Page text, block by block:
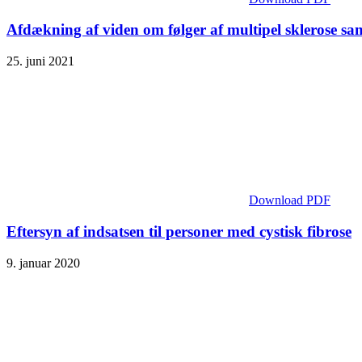
Afdækning af viden om følger af multipel sklerose
25. juni 2021
Download PDF
Eftersyn af indsatsen til personer med cystisk fibrose
9. januar 2020